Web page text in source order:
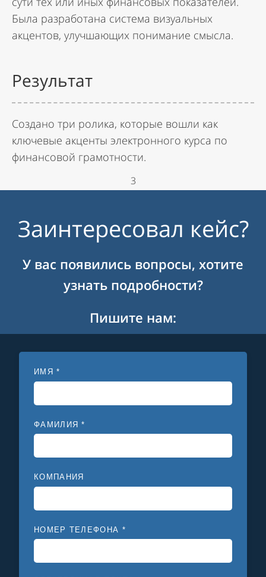
Была разработана система визуальных
акцентов, улучшающих понимание смысла.
Результат
Создано три ролика, которые вошли как
ключевые акценты электронного курса по
финансовой грамотности.
3
Заинтересовал кейс?
У вас появились вопросы, хотите
узнать подробности?
Пишите нам:
ИМЯ *
ФАМИЛИЯ *
КОМПАНИЯ
НОМЕР ТЕЛЕФОНА *